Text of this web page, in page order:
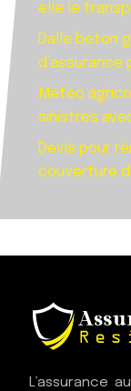
elle le
Dalle béton
Météo
sinistres
Devis pour
couverture
L’assurance